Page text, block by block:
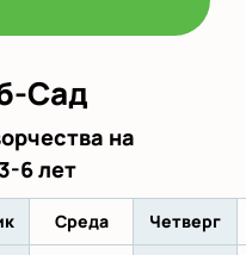
Сад
на
6 лет
Среда Четверг